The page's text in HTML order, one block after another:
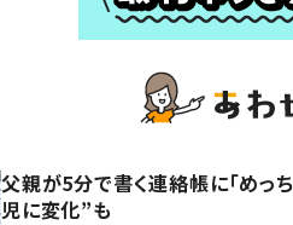
父親が5分で書く連絡帳に「めっ
児に変化”も